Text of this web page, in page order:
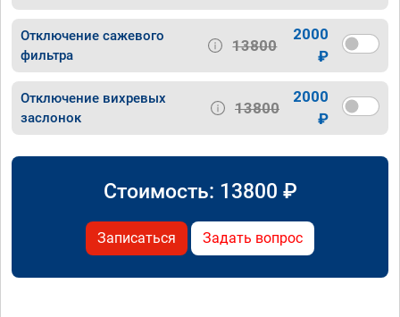
Отключение сажевого
фильтра
13800
2000
₽
Отключение вихревых
заслонок
13800
2000
₽
Стоимость: 13800 ₽
Записаться Задать вопрос